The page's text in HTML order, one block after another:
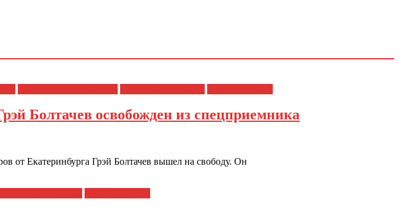
Болтачев освобожден из спецприемника
от Екатеринбурга Грэй Болтачев вышел на свободу. Он